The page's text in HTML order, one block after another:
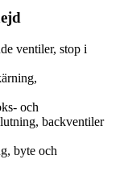
ventiler, stop i
och
backventiler
byte och